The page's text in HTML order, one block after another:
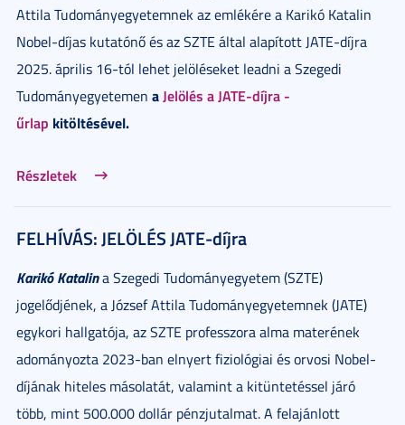
Attila Tudományegyetemnek az emlékére a Karikó Katalin
Nobel-díjas kutatónő és az SZTE által alapított JATE-díjra
2025. április 16-tól lehet jelöléseket leadni a Szegedi
Tudományegyetemen aJelölés a JATE-díjra -
űrlap kitöltésével.
Részletek
FELHÍVÁS: JELÖLÉS JATE-díjra
Karikó Katalina Szegedi Tudományegyetem (SZTE)
jogelődjének, a József Attila Tudományegyetemnek (JATE)
egykori hallgatója, az SZTE professzora alma materének
adományozta 2023-ban elnyert fiziológiai és orvosi Nobel-
díjának hiteles másolatát, valamint a kitüntetéssel járó
több, mint 500.000 dollár pénzjutalmat. A felajánlott